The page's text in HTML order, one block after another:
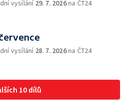
vysílání 29. 7. 2026na ČT24
vysílání 28. 7. 2026na ČT24
10 dílů